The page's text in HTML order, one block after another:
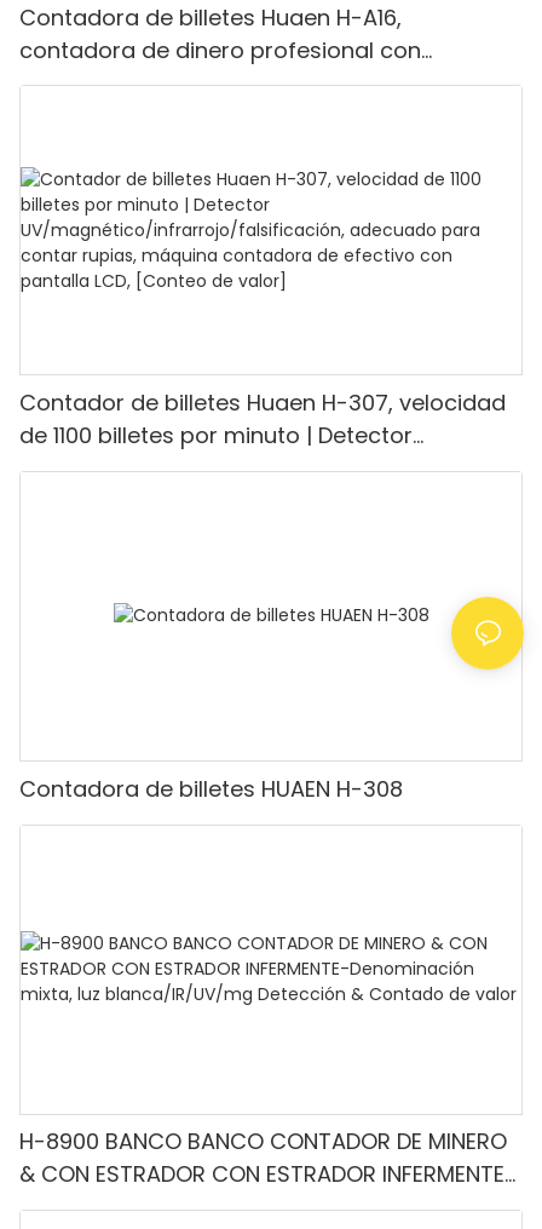
Contadora de billetes Huaen H-A16,
contadora de dinero profesional con
detección UV/MG/IR/DD, capacidad para
restaurantes.
Contador de billetes Huaen H-307, velocidad
de 1100 billetes por minuto | Detector
UV/magnético/infrarrojo/falsificación,
Contadora de billetes HUAEN H-308
H-8900 BANCO BANCO CONTADOR DE MINERO
& CON ESTRADOR CON ESTRADOR INFERMENTE-
Denominación mixta, luz blanca/IR/UV/mg